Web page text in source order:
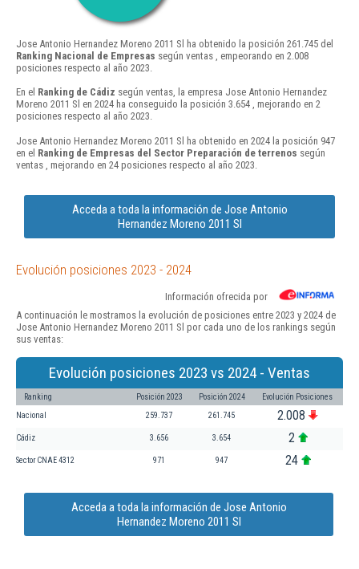
Jose Antonio Hernandez Moreno 2011 Sl ha obtenido la posición 261.745 del
Ranking Nacional de Empresas según ventas , empeorando en 2.008
posiciones respecto al año 2023.
En el Ranking de Cádiz según ventas, la empresa Jose Antonio Hernandez
Moreno 2011 Sl en 2024 ha conseguido la posición 3.654 , mejorando en 2
posiciones respecto al año 2023.
Jose Antonio Hernandez Moreno 2011 Sl ha obtenido en 2024 la posición 947
en el Ranking de Empresas del Sector Preparación de terrenos según
ventas , mejorando en 24 posiciones respecto al año 2023.
Acceda a toda la información de Jose Antonio
Hernandez Moreno 2011 Sl
Evolución posiciones 2023 - 2024
Información ofrecida por
A continuación le mostramos la evolución de posiciones entre 2023 y 2024 de
Jose Antonio Hernandez Moreno 2011 Sl por cada uno de los rankings según
sus ventas:
Evolución posiciones 2023 vs 2024 - Ventas
Ranking Posición 2023 Posición 2024 Evolución Posiciones
Nacional 259.737 261.745 2.008
Cádiz 3.656 3.654 2
Sector CNAE 4312 971 947 24
Acceda a toda la información de Jose Antonio
Hernandez Moreno 2011 Sl